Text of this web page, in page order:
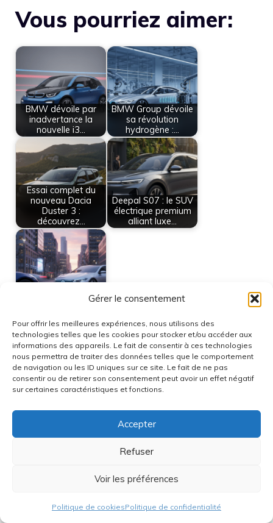
Gérer le consentement
Pour offrir les meilleures expériences, nous utilisons des
technologies telles que les cookies pour stocker et/ou accéder aux
informations des appareils. Le fait de consentir à ces technologies
nous permettra de traiter des données telles que le comportement
de navigation ou les ID uniques sur ce site. Le fait de ne pas
consentir ou de retirer son consentement peut avoir un effet négatif
sur certaines caractéristiques et fonctions.
Accepter
Refuser
Voir les préférences
Politique de cookiesPolitique de confidentialité
Vous pourriez aimer:
BMW dévoile par
inadvertance la
nouvelle i3…
BMW Group dévoile
sa révolution
hydrogène :…
Essai complet du
nouveau Dacia
Duster 3 :
découvrez…
Deepal S07 : le SUV
électrique premium
alliant luxe…
électrique 2025 : Le
Catégories
Actualités
Étiquettes
bmw,bmw x5, suv audacieux,suv bmw ,voiture de
luxe
à propos de l'auteur Hugo
Rédacteur technique expérimenté, passionné par
l’informatique depuis plus de 25 ans.
documentations claires et accessibles, tout en
Rigoureux et curieux, j’aime vulgariser les